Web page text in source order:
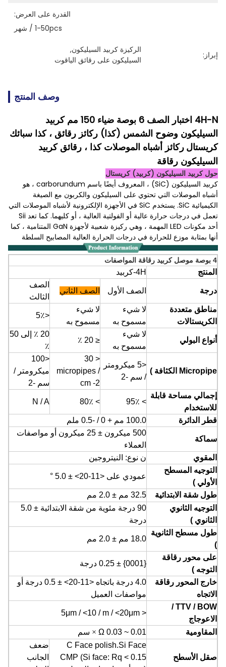
القدرة على العرض:
1-50pcs / شهر
إبراز:
الركيزة كربيد السيليكون,
السيليكون على رقائق الياقوت
وصف المنتج
4H-N اختبار الصف 6 بوصة ضياء 150 مم كربيد
السيليكون وضوح الشمس (كذا) ركائز رقائق ، كذا سبائك
كريستال ركائز أشباه الموصلات كذا ، رقائقكربيد
السيليكون رقاقة
حول كربيد السيليكون (كربيد) كريستال
كربيد السيليكون (SiC) ، المعروف أيضًا باسم carborundum ، هو
أشباه الموصلات التي تحتوي على السيليكون والكربون مع الصيغة
الكيميائية SiC. يستخدم SiC في الأجهزة الإلكترونية لأشباه الموصلات التي
تعمل في درجات حرارة عالية أو الفولتية العالية ، أو كليهما. كما تعد Sii
أحد مكونات LED المهمة ، وهي ركيزة شعبية لأجهزة GaN المتنامية ، كما
أنها بمثابة موزع للحرارة في درجات الحرارة العالية المصابيح السلطة
4 بوصة موصل كربيد رقاقة المواصفات
المنتج 4H-كربيد
درجة الصف الأول الصف الثاني
الصف
الثالث
مناطق متعددة
الكريستالات
لا شيء
مسموح به
لا شيء
مسموح به
<5٪
أنواع البولي
لا شيء
مسموح به
≤ 20 ٪
20 ٪ إلى 50
٪
Micropipe الكثافة )
<5
ميكرومتر
/ سم -2
<
30
micropipes /
cm -2
<100
ميكرومتر /
سم -2
إجمالي مساحة قابلة
للاستخدام
> 95٪ > 80٪ N / A
قطر الدائرة 100.0 مم + 0 / -0.5 ملم
سماكة
500 ميكرون ± 25 ميكرون أو مواصفات
العملاء
المقوي
ن نوع: النيتروجين
التوجيه المسطح
الأولي )
عمودي على <11-20> ± 5.0 °
طول شقة الابتدائية 32.5 مم ± 2.0 مم
التوجيه الثانوي
الثانوي )
90 درجة مئوية من شقة الابتدائية ± 5.0
درجة
طول مسطح الثانوية
)
18.0 مم ± 2.0 مم
على محور رقاقة
التوجه )
{0001} ± 0.25 درجة
خارج المحور رقاقة
الاتجاه
4.0 درجة باتجاه <11-20> ± 0.5 درجة أو
مواصفات العميل
TTV / BOW /
الاعوجاج
<
5μm / <10 / m / <20μm
المقاومية 0.01 ~ 0.03
Ω
× سم
صقل الأسطح
C Face polish.Si Face
CMP (Si face: Rq < 0.15
ضعف
الجانب